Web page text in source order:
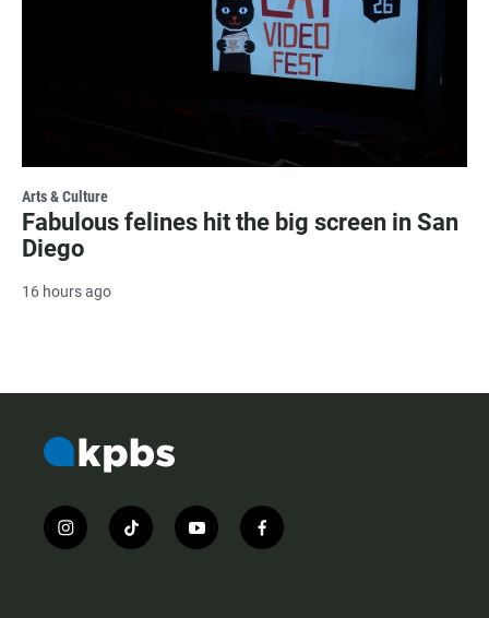
Arts & Culture
Fabulous felines hit the big screen in San
Diego
16 hours ago
i
n
t
i
y
o
f
a